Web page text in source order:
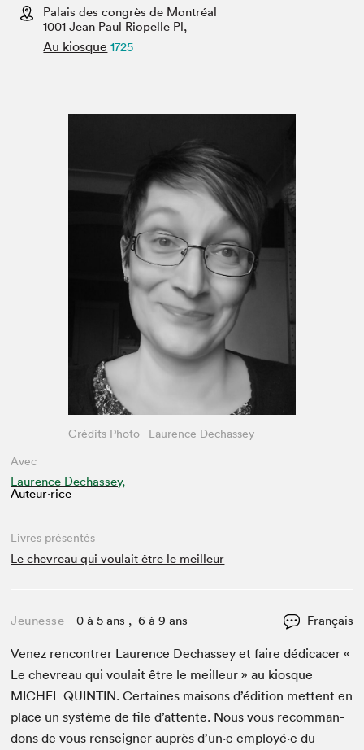
Espace médias
Palais des congrès de Montréal
1001 Jean Paul Riopelle Pl,
Au kiosque 1725
Avec
Laurence Dechassey,
Auteur·rice
Crédits Photo - Laurence Dechassey
Livres présentés
Le chevreau qui voulait être le meilleur
Jeunesse 0 à 5 ans , 6 à 9 ans Français
Venez ren­con­tr­er Lau­rence Dechas­sey et faire dédi­cac­er «
Le chevreau qui voulait être le meilleur » au kiosque
MICHEL QUINTIN. Cer­taines maisons d’édi­tion met­tent en
place un sys­tème de file d’at­tente. Nous vous recom­man­
dons de vous ren­seign­er auprès d’un·e employé·e du